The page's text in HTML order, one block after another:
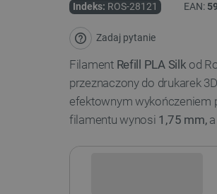
Indeks: ROS-28121 EAN:
Zadaj pytanie
Filament Refill PLA Silk od
przeznaczony do drukarek
efektownym wykończeniem
filamentu wynosi 1,75 mm,